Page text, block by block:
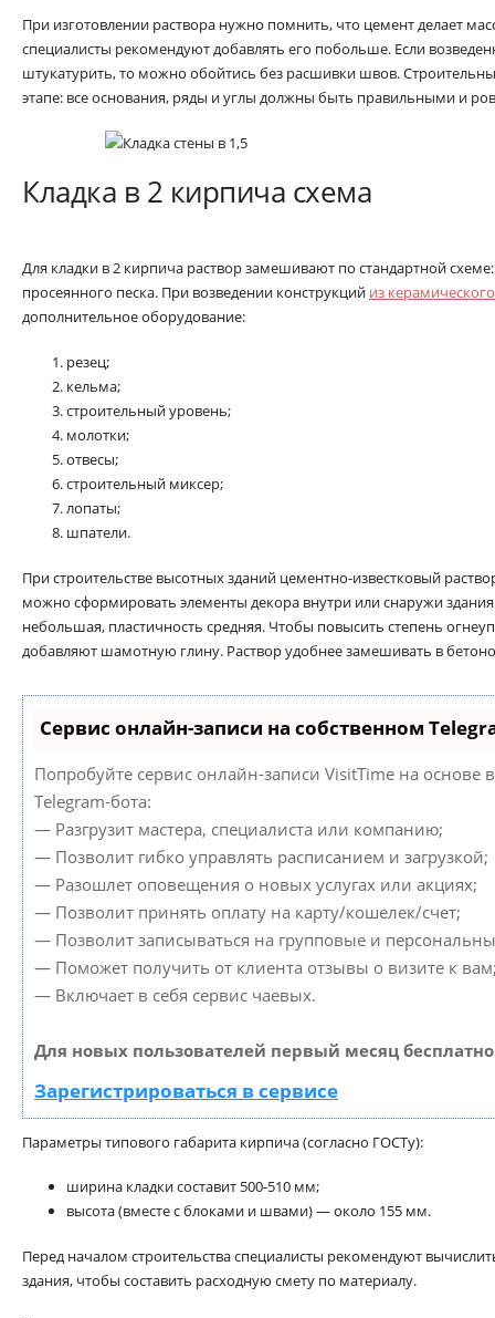
При изготовлении раствора нужно помнить, что цемент делает
специалисты рекомендуют добавлять его побольше. Если
штукатурить, то можно обойтись без расшивки швов.
этапе: все основания, ряды и углы должны быть правильными и
Кладка в 2 кирпича схема
Для кладки в 2 кирпича раствор замешивают по стандартной
просеянного песка. При возведении конструкций из
дополнительное оборудование:
резец;
кельма;
строительный уровень;
молотки;
отвесы;
строительный миксер;
лопаты;
шпатели.
При строительстве высотных зданий цементно-известковый
можно сформировать элементы декора внутри или снаружи
небольшая, пластичность средняя. Чтобы повысить степень
добавляют шамотную глину. Раствор удобнее замешивать в
Сервис онлайн-записи на собственном
Попробуйте сервис онлайн-записи VisitTime на основе
Telegram-бота:
— Разгрузит мастера, специалиста или компанию;
— Позволит гибко управлять расписанием и загрузкой;
— Разошлет оповещения о новых услугах или акциях;
— Позволит принять оплату на карту/кошелек/счет;
— Позволит записываться на групповые и
— Поможет получить от клиента отзывы о визите к
— Включает в себя сервис чаевых.
Для новых пользователей первый месяц
Зарегистрироваться в сервисе
Параметры типового габарита кирпича (согласно ГОСТу):
ширина кладки составит 500-510 мм;
высота (вместе с блоками и швами) — около 155 мм.
Перед началом строительства специалисты рекомендуют
здания, чтобы составить расходную смету по материалу.